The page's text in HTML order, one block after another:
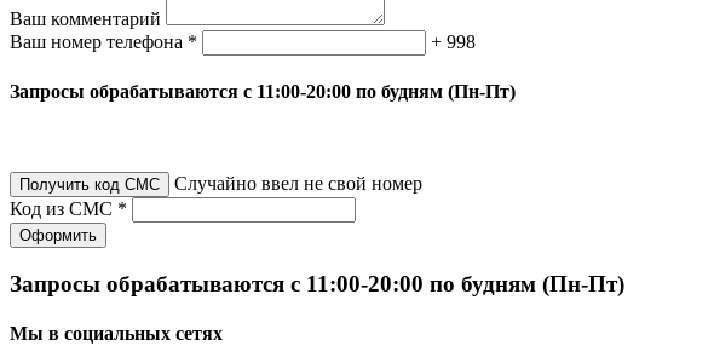
Ваш комментарий
Ваш номер телефона *
+ 998
Запросы обрабатываются с 11:00-20:00 по будням (Пн-Пт)
Получить код СМС
Случайно ввел не свой номер
Код из СМС *
Оформить
Запросы обрабатываются с 11:00-20:00 по будням (Пн-Пт)
Мы в социальных сетях